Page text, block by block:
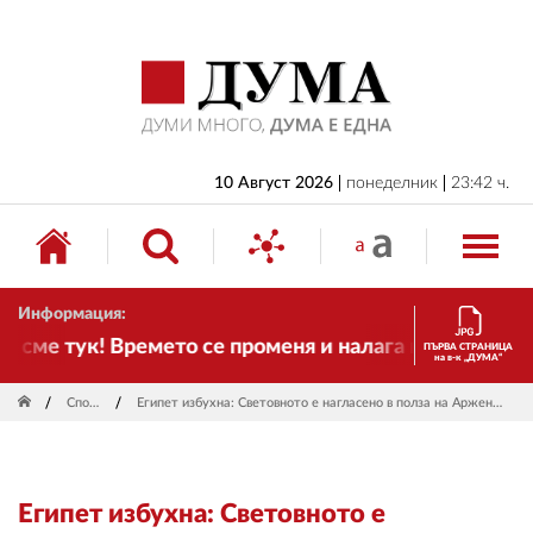
10 Август 2026 понеделник 23:42 ч.
Информация:
тук! Времето се променя и налага
ПЪРВА СТРАНИЦА
на в-к „ДУМА“
Спорт Египет избухна: Световното е нагласено в полза на Аржентина
Египет избухна: Световното е
БЪЛГАРИЯ
ИКОНОМИКА
ИЗБОРИ
СВЯТ
ДРУГИ